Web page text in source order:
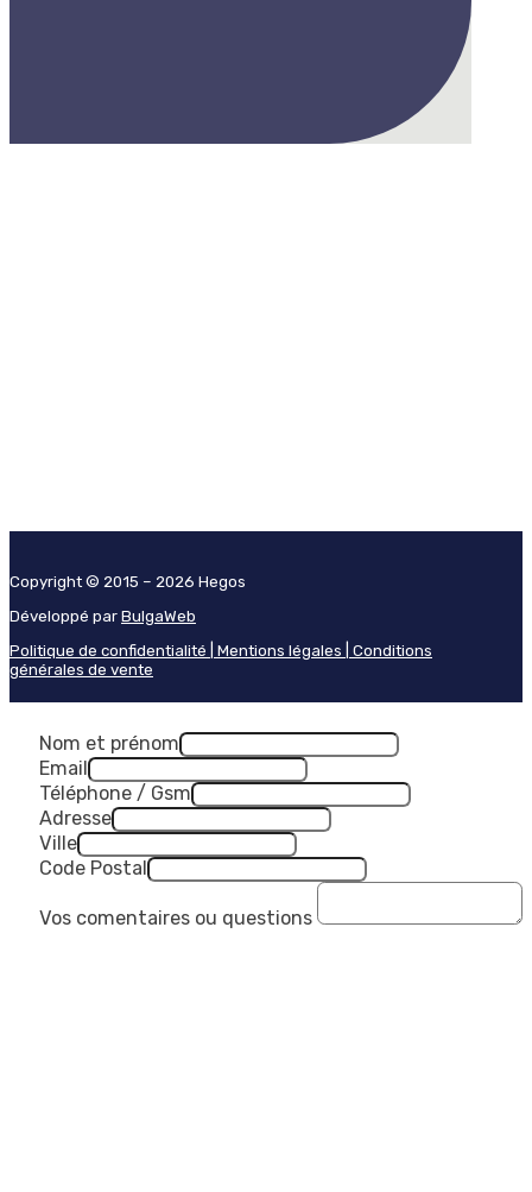
Copyright © 2015 – 2026 Hegos
Développé parBulgaWeb
Politique de confidentialité | Mentions légales | Conditions
générales de vente
Nom et prénom
Email
Téléphone / Gsm
Adresse
Ville
Code Postal
Vos comentaires ou questions